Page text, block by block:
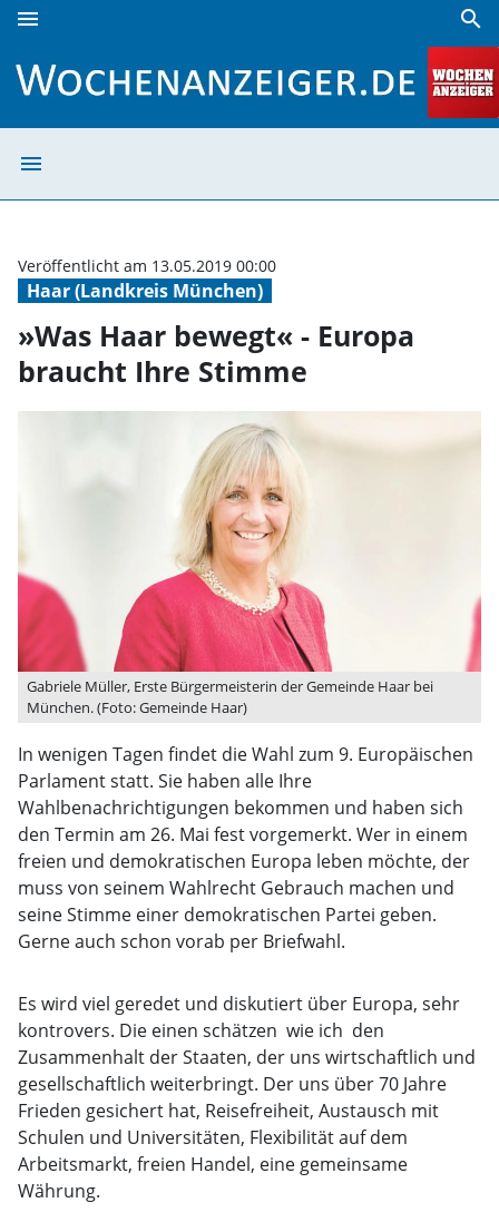
menu search
menu
Haar (Landkreis München)
Veröffentlicht am 13.05.2019 00:00
»Was Haar bewegt« - Europa
braucht Ihre Stimme
Gabriele Müller, Erste Bürgermeisterin der Gemeinde Haar bei
München. (Foto: Gemeinde Haar)
In wenigen Tagen findet die Wahl zum 9. Europäischen
Parlament statt. Sie haben alle Ihre
Wahlbenachrichtigungen bekommen und haben sich
den Termin am 26. Mai fest vorgemerkt. Wer in einem
freien und demokratischen Europa leben möchte, der
muss von seinem Wahlrecht Gebrauch machen und
seine Stimme einer demokratischen Partei geben.
Gerne auch schon vorab per Briefwahl.
Es wird viel geredet und diskutiert über Europa, sehr
kontrovers. Die einen schätzen  wie ich  den
Zusammenhalt der Staaten, der uns wirtschaftlich und
gesellschaftlich weiterbringt. Der uns über 70 Jahre
Frieden gesichert hat, Reisefreiheit, Austausch mit
Schulen und Universitäten, Flexibilität auf dem
Arbeitsmarkt, freien Handel, eine gemeinsame
Währung.